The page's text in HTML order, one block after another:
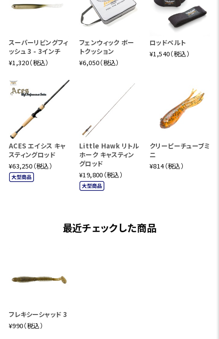
スーパーリビングフィ
ッシュ 3 - 3インチ
¥1,320（税込）
フェンウィック ボー
トクッション
¥6,050（税込）
ロッドベルト
¥1,540（税込）
ACES エイシス キャ
スティングロッド
¥63,250（税込）
Little Hawk リトル
ホーク キャスティン
グロッド
¥19,800（税込）
クリーピーチューブミ
ニ
¥814（税込）
最近チェックした商品
フレキシーシャッド 3
¥990（税込）